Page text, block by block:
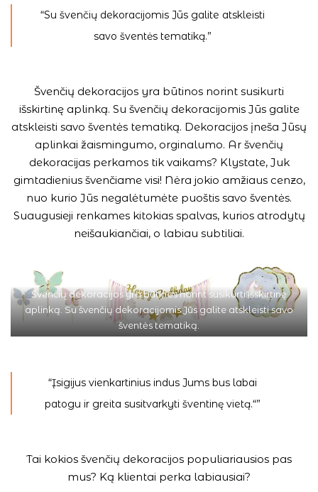
“Su švenčių dekoracijomis Jūs galite atskleisti
savo šventės tematiką.”
Švenčių dekoracijos yra būtinos norint susikurti
išskirtinę aplinką. Su švenčių dekoracijomis Jūs galite
atskleisti savo šventės tematiką. Dekoracijos įneša Jūsų
aplinkai žaismingumo, orginalumo. Ar švenčių
dekoracijas perkamos tik vaikams? Klystate, Juk
gimtadienius švenčiame visi! Nėra jokio amžiaus cenzo,
nuo kurio Jūs negalėtumėte puoštis savo šventės.
Suaugusieji renkames kitokias spalvas, kurios atrodytų
neišaukiančiai, o labiau subtiliai.
Švenčių dekoracijos yra būtinos norint susikurti išskirtinę
aplinką. Su švenčių dekoracijomis Jūs galite atskleisti savo
šventės tematiką.
“Įsigijus vienkartinius indus Jums bus labai
patogu ir greita susitvarkyti šventinę vietą.“”
Tai kokios švenčių dekoracijos populiariausios pas
mus? Ką klientai perka labiausiai?